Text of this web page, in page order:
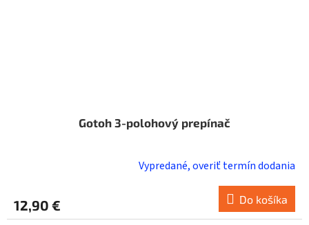
Gotoh 3-polohový prepínač
Vypredané, overiť termín dodania
12,90 € Do košíka